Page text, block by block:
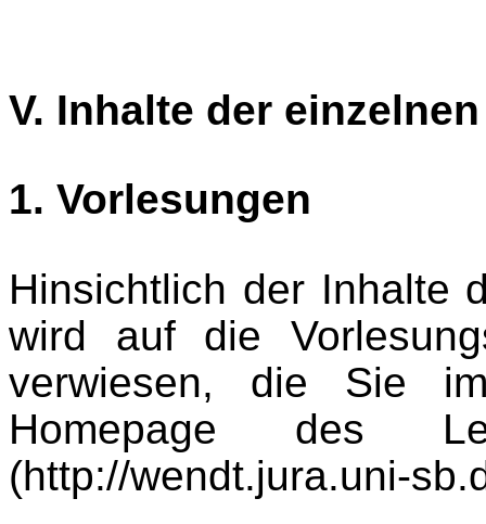
V. Inhalte der
1. Vorlesungen
Hinsichtlich der Inhalte
wird auf die
verwiesen, die Sie
Homepage des
(http://wendt.jura.uni-